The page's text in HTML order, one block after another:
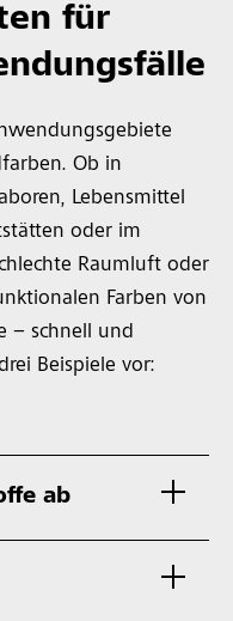
für
Ob in
Lebensmittel
oder im
Raumluft oder
Farben von
– schnell und
Beispiele vor:
ab